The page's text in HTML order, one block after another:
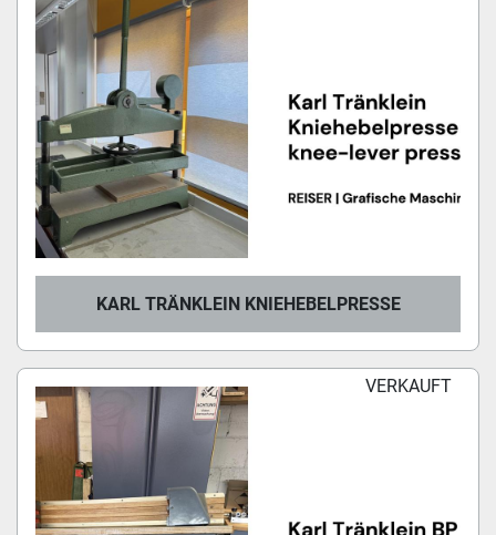
KARL TRÄNKLEIN KNIEHEBELPRESSE
VERKAUFT